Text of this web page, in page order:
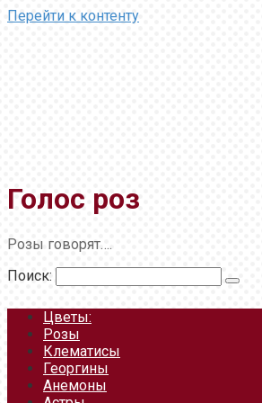
Перейти к контенту
Голос роз
Розы говорят….
Поиск:
Цветы:
Розы
Клематисы
Георгины
Анемоны